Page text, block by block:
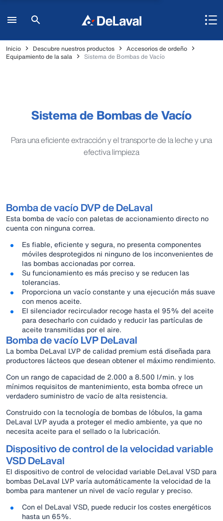
Inicio Descubre nuestros productos
Accesorios de ordeño
Equipamiento de la sala
Sistema de Bombas de Vacío
Sistema de Bombas de Vacío
Para una eficiente extracción y el transporte de la leche y una
efectiva limpieza
Bomba de vacío DVP de DeLaval
Esta bomba de vacío con paletas de accionamiento directo no
cuenta con ninguna correa.
Es fiable, eficiente y segura, no presenta componentes
móviles desprotegidos ni ninguno de los inconvenientes de
las bombas accionadas por correa.
Su funcionamiento es más preciso y se reducen las
tolerancias.
Proporciona un vacío constante y una ejecución más suave
con menos aceite.
El silenciador recirculador recoge hasta el 95% del aceite
para desecharlo con cuidado y reducir las partículas de
aceite transmitidas por el aire.
Bomba de vacío LVP DeLaval
La bomba DeLaval LVP de calidad premium está diseñada para
productores lácteos que desean obtener el máximo rendimiento.
Con un rango de capacidad de 2.000 a 8.500 l/min. y los
mínimos requisitos de mantenimiento, esta bomba ofrece un
verdadero suministro de vacío de alta resistencia.
Construido con la tecnología de bombas de lóbulos, la gama
DeLaval LVP ayuda a proteger el medio ambiente, ya que no
necesita aceite para el sellado o la lubricación.
Dispositivo de control de la velocidad variable
VSD DeLaval
El dispositivo de control de velocidad variable DeLaval VSD para
bombas DeLaval LVP varía automáticamente la velocidad de la
bomba para mantener un nivel de vacío regular y preciso.
Con el DeLaval VSD, puede reducir los costes energéticos
hasta un 65%.